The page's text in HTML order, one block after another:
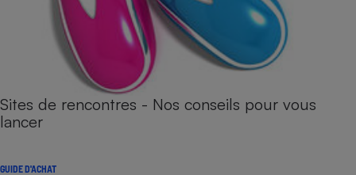
Sites de rencontres - Nos conseils pour vous
lancer
GUIDE D'ACHAT